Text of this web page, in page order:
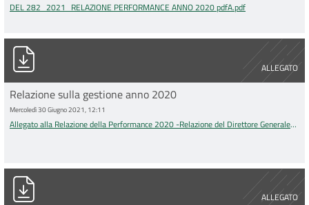
DEL 282_2021_RELAZIONE PERFORMANCE ANNO 2020 pdfA.pdf
ALLEGATO
Allegato alla Relazione della Performance 2020 -Relazione
Relazione sulla gestione anno 2020
Mercoledì 30 Giugno 2021, 12:11
Allegato alla Relazione della Performance 2020 -Relazione del Direttore Generale
ALLEGATO
Indicatori_comma_522_Legge Stabilità anno 2020.pdf